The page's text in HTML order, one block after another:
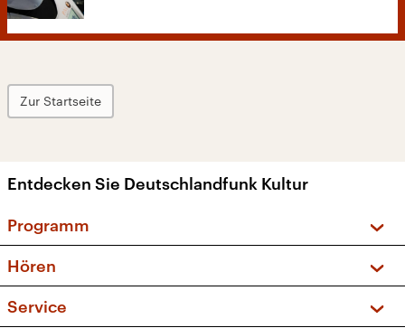
Zur Startseite
Entdecken Sie Deutschlandfunk Kultur
Programm
Sendungen und Podcasts
Musikliste
Hören
Service